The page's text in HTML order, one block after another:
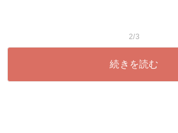
2/3
続きを読む